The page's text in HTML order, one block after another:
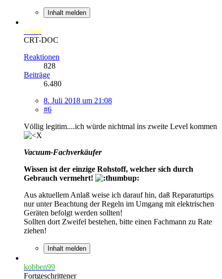
Inhalt melden
winni
CRT-DOC
Reaktionen
828
Beiträge
6.480
8. Juli 2018 um 21:08
#6
Völlig legitim....ich würde nichtmal ins zweite Level kommen
Vacuum-Fachverkäufer
Wissen ist der einzige Rohstoff, welcher sich durch
Gebrauch vermehrt!
Aus aktuellem Anlaß weise ich darauf hin, daß Reparaturtips
nur unter Beachtung der Regeln im Umgang mit elektrischen
Geräten befolgt werden sollten!
Sollten dort Zweifel bestehen, bitte einen Fachmann zu Rate
ziehen!
Inhalt melden
kobben99
Fortgeschrittener